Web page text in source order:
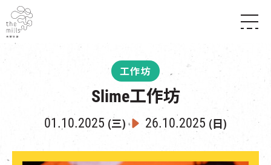
餐飲
所有活動
展覽
活化與保育
工作坊
Slime工作坊
01.10.2025 (三) 26.10.2025 (日)